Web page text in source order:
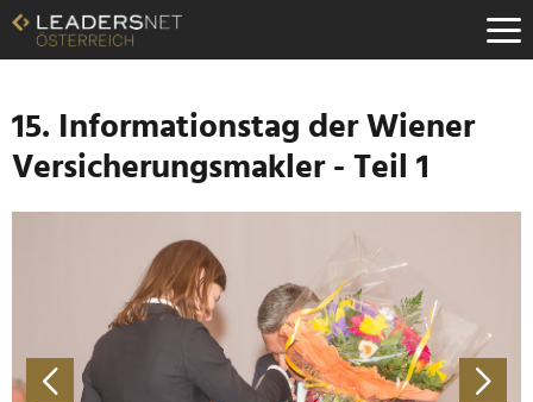
Zum
Inhalt
Zur
Navigation
Zur
Hauptnavigation
15. Informationstag der Wiener
Versicherungsmakler - Teil 1